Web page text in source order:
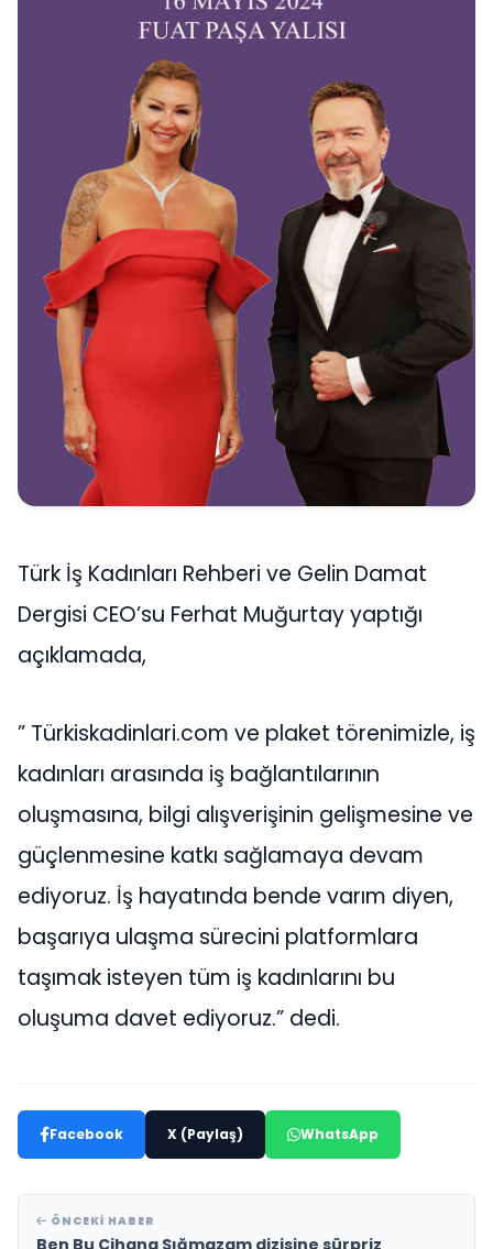
Türk İş Kadınları Rehberi ve Gelin Damat
Dergisi CEO’su Ferhat Muğurtay yaptığı
açıklamada,
” Türkiskadinlari.com ve plaket törenimizle, iş
kadınları arasında iş bağlantılarının
oluşmasına, bilgi alışverişinin gelişmesine ve
güçlenmesine katkı sağlamaya devam
ediyoruz. İş hayatında bende varım diyen,
başarıya ulaşma sürecini platformlara
taşımak isteyen tüm iş kadınlarını bu
oluşuma davet ediyoruz.” dedi.
Facebook X (Paylaş) WhatsApp
ÖNCEKI HABER